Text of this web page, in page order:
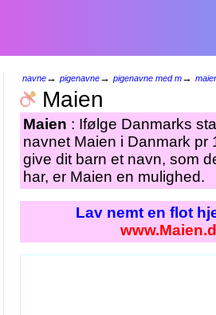
navne→ pigenavne→ pigenavne med m→
Maien
Maien : Ifølge Danmarks
navnet Maien i Danmark
give dit barn et navn, som
har, er Maien en mulighed.
Lav nemt en flot